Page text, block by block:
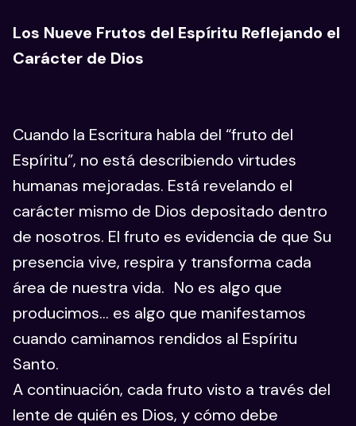
Los Nueve Frutos del Espíritu Reflejando el
Carácter de Dios
Cuando la Escritura habla del “fruto del
Espíritu”, no está describiendo virtudes
humanas mejoradas. Está revelando el
carácter mismo de Dios depositado dentro
de nosotros. El fruto es evidencia de que Su
presencia vive, respira y transforma cada
área de nuestra vida. No es algo que
producimos… es algo que manifestamos
cuando caminamos rendidos al Espíritu
Santo.
A continuación, cada fruto visto a través del
lente de quién es Dios, y cómo debe